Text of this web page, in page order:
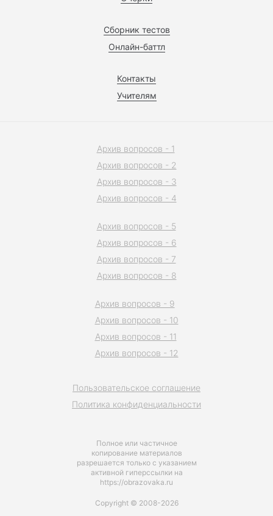
Сборник тестов
Онлайн-баттл
Контакты
Учителям
Полное или частичное
копирование материалов
разрешается только с указанием
активной гиперссылки на
https://obrazovaka.ru
Пользовательское соглашение
Политика конфиденциальности
Архив вопросов - 1
Архив вопросов - 2
Архив вопросов - 3
Архив вопросов - 4
Архив вопросов - 5
Архив вопросов - 6
Архив вопросов - 7
Архив вопросов - 8
Архив вопросов - 9
Архив вопросов - 10
Архив вопросов - 11
Архив вопросов - 12
Copyright © 2008-2026